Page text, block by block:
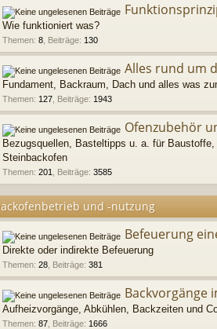
Wie funktioniert was?
Themen: 8 Beiträge: 130
Alles rund um
Fundament, Backraum, Dach und alles was
Themen: 127 Beiträge: 1943
Ofenzubehör
Bezugsquellen, Basteltipps u. a. für
Steinbackofen
Themen: 201 Beiträge: 3585
und -nutzung
Befeuerung
Direkte oder indirekte Befeuerung
Themen: 28 Beiträge: 381
Backvorgänge
Aufheizvorgänge, Abkühlen, Backzeiten und
Themen: 87 Beiträge: 1666